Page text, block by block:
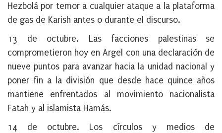
Hezbolá por temor a cualquier ataque a la plataforma
de gas de Karish antes o durante el discurso.
13 de octubre. Las facciones palestinas se
comprometieron hoy en Argel con una declaración de
nueve puntos para avanzar hacia la unidad nacional y
poner fin a la división que desde hace quince años
mantiene enfrentados al movimiento nacionalista
Fatah y al islamista Hamás.
14 de octubre. Los círculos y medios de